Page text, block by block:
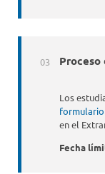
Los
en el
Fecha